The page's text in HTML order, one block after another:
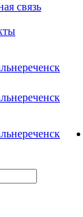
связь